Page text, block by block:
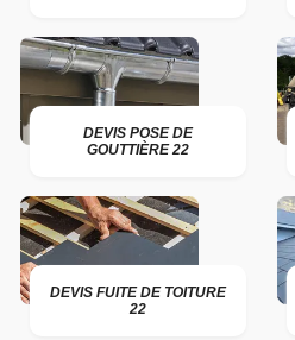
DEVIS POSE DE
GOUTTIÈRE 22
DEVIS FUITE DE TOITURE
22